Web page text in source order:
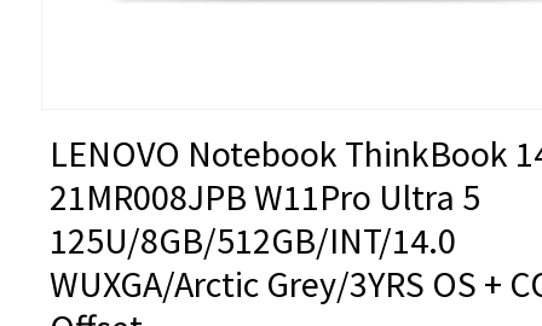
LENOVO Notebook ThinkBook
21MR008JPB W11Pro Ultra 5
125U/8GB/512GB/INT/14.0
WUXGA/Arctic Grey/3YRS OS +